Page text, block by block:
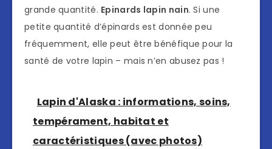
grande quantité. Epinards lapin nain. Si une
petite quantité d’épinards est donnée peu
fréquemment, elle peut être bénéfique pour la
santé de votre lapin – mais n’en abusez pas !
Lapin d'Alaska : informations, soins,
tempérament, habitat et
caractéristiques (avec photos)